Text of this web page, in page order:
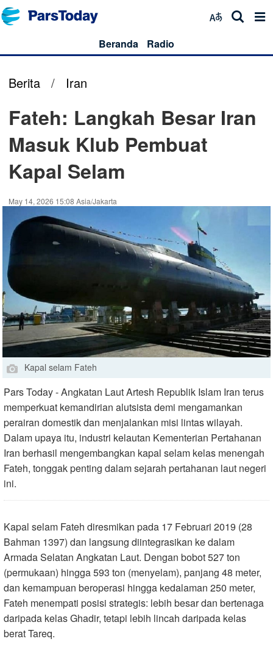
Beranda Radio
Berita / Iran
Fateh: Langkah Besar Iran
Masuk Klub Pembuat
Kapal Selam
May 14, 2026 15:08 Asia/Jakarta
Kapal selam Fateh
Pars Today - Angkatan Laut Artesh Republik Islam Iran terus
memperkuat kemandirian alutsista demi mengamankan
perairan domestik dan menjalankan misi lintas wilayah.
Dalam upaya itu, industri kelautan Kementerian Pertahanan
Iran berhasil mengembangkan kapal selam kelas menengah
Fateh, tonggak penting dalam sejarah pertahanan laut negeri
ini.
Kapal selam Fateh diresmikan pada 17 Februari 2019 (28
Bahman 1397) dan langsung diintegrasikan ke dalam
Armada Selatan Angkatan Laut. Dengan bobot 527 ton
(permukaan) hingga 593 ton (menyelam), panjang 48 meter,
dan kemampuan beroperasi hingga kedalaman 250 meter,
Fateh menempati posisi strategis: lebih besar dan bertenaga
daripada kelas Ghadir, tetapi lebih lincah daripada kelas
berat Tareq.